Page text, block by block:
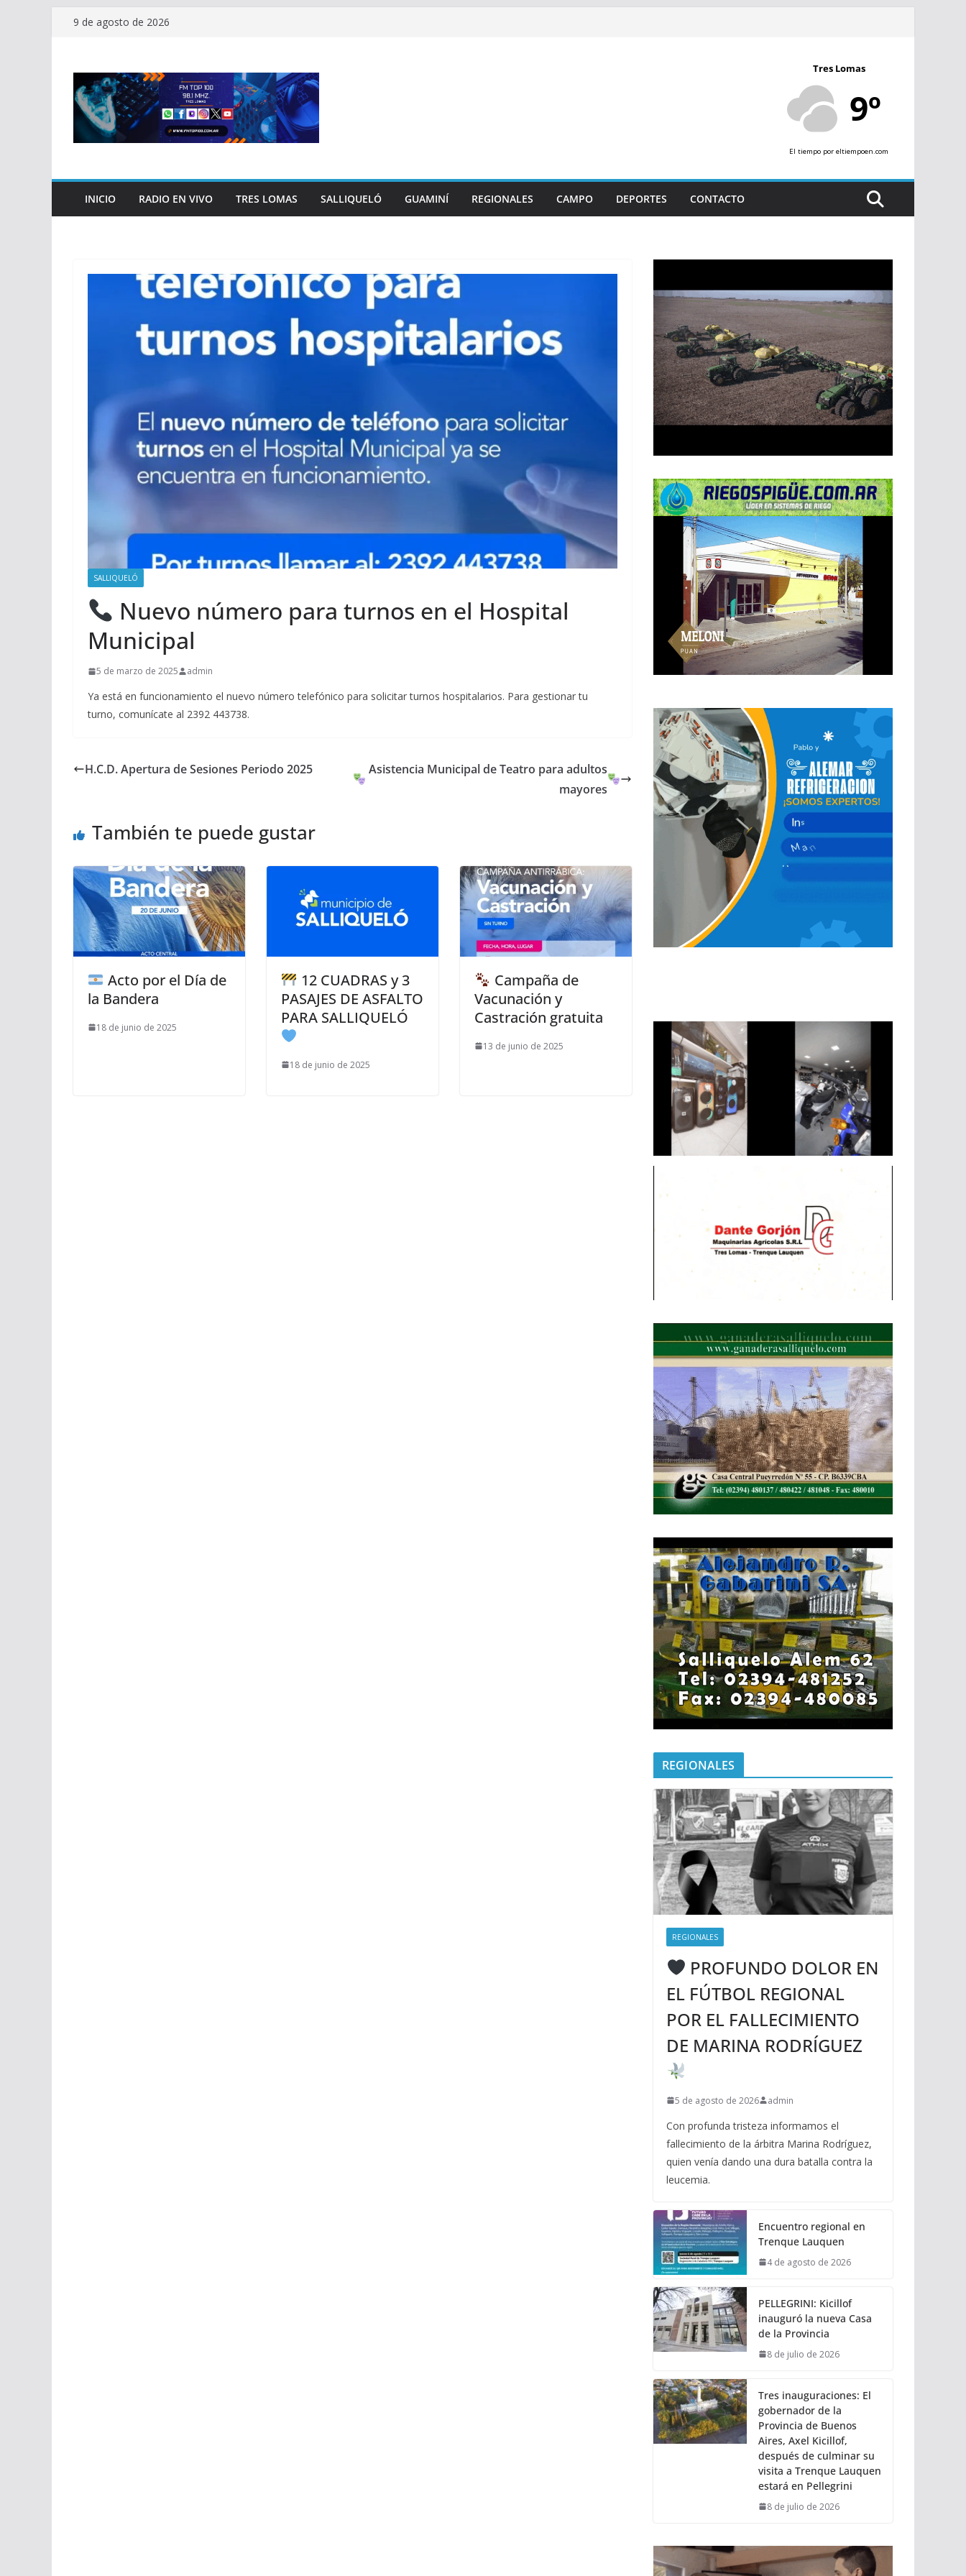
Saltar9 de agosto de 2026
Tres Lomas
9º
El tiempo por eltiempoen.com
INICIO RADIO EN VIVO TRES LOMAS SALLIQUELÓ GUAMINÍ REGIONALES CAMPO DEPORTES CONTACTO
SALLIQUELÓ
Nuevo número para turnos en el Hospital
Municipal
5 de marzo de 2025 admin
Ya está en funcionamiento el nuevo número telefónico para solicitar turnos hospitalarios. Para gestionar tu
turno, comunícate al 2392 443738.
H.C.D. Apertura de Sesiones Periodo 2025
Asistencia Municipal de Teatro para adultos
mayores
También te puede gustar
Acto por el Día de
la Bandera
18 de junio de 2025
12 CUADRAS y 3
PASAJES DE ASFALTO
PARA SALLIQUELÓ
18 de junio de 2025
Campaña de
Vacunación y
Castración gratuita
13 de junio de 2025
REGIONALES
REGIONALES
PROFUNDO DOLOR EN
EL FÚTBOL REGIONAL
POR EL FALLECIMIENTO
DE MARINA RODRÍGUEZ
5 de agosto de 2026 admin
Con profunda tristeza informamos el
fallecimiento de la árbitra Marina Rodríguez,
quien venía dando una dura batalla contra la
leucemia.
Encuentro regional en
Trenque Lauquen
4 de agosto de 2026
PELLEGRINI: Kicillof
inauguró la nueva Casa
de la Provincia
8 de julio de 2026
Tres inauguraciones: El
gobernador de la
Provincia de Buenos
Aires, Axel Kicillof,
después de culminar su
visita a Trenque Lauquen
estará en Pellegrini
8 de julio de 2026